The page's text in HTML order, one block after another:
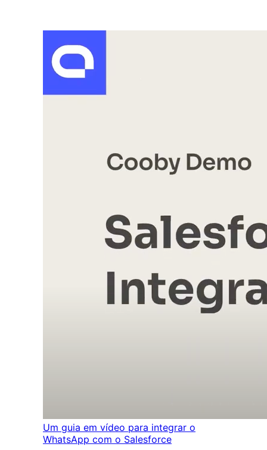
Um guia em vídeo para integrar o
WhatsApp com o Salesforce